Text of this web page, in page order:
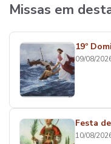
Missas em
19º
09/08/
Festa
10/08/